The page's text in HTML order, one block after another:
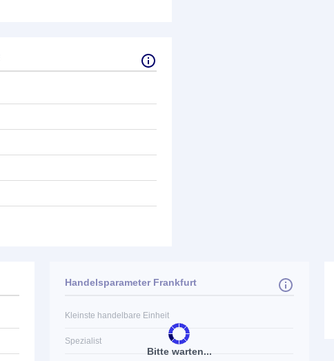
Bitte warten...
Handelsparameter Frankfurt
Kleinste handelbare Einheit
Spezialist